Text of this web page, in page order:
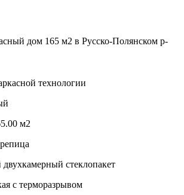
дом 165 м2 в Русско-Полянском р-
технологии
м2
стеклопакет
с терморазрывом